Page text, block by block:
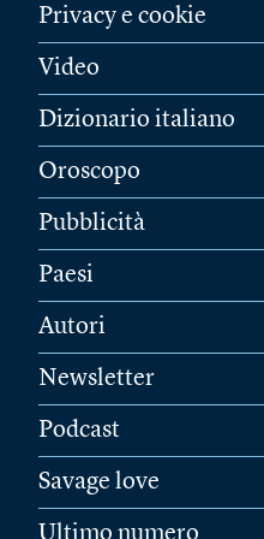
Privacy e cookie
Video
Dizionario italiano
Oroscopo
Pubblicità
Paesi
Autori
Newsletter
Podcast
Savage love
Ultimo numero